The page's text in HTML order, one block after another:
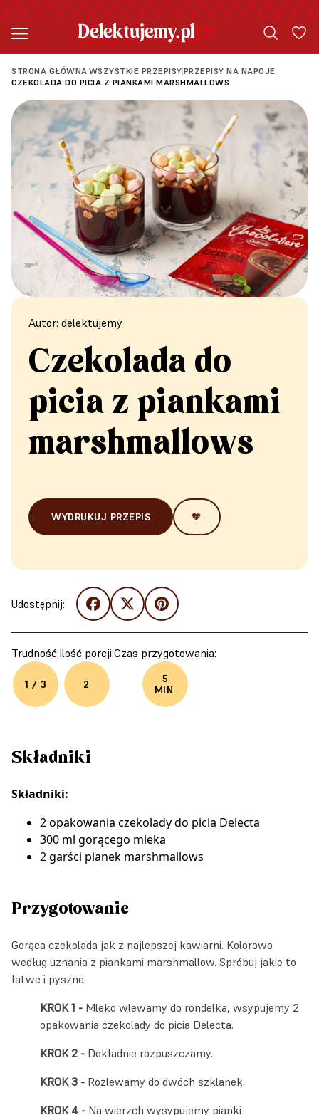
STRONA GŁÓWNA|WSZYSTKIE PRZEPISY|PRZEPISY NA NAPOJE|
CZEKOLADA DO PICIA Z PIANKAMI MARSHMALLOWS
Autor: delektujemy
Czekolada do
picia z piankami
marshmallows
WYDRUKUJ PRZEPIS 🧡
Udostępnij:
Trudność:
1 / 3
Ilość porcji:
2
Czas przygotowania:
5
MIN.
Składniki
Składniki:
2 opakowania czekolady do picia Delecta
300 ml gorącego mleka
2 garści pianek marshmallows
Przygotowanie
Gorąca czekolada jak z najlepszej kawiarni. Kolorowo
według uznania z piankami marshmallow. Spróbuj jakie to
łatwe i pyszne.
Mleko wlewamy do rondelka, wsypujemy 2
opakowania czekolady do picia Delecta.
Dokładnie rozpuszczamy.
Rozlewamy do dwóch szklanek.
Na wierzch wysypujemy pianki